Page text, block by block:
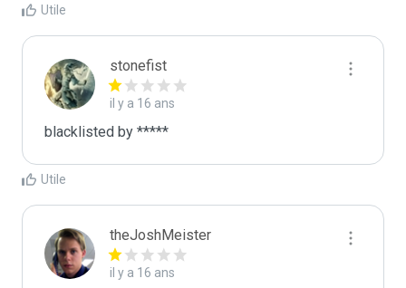
Utile
stonefist
il y a 16 ans
blacklisted by *****
Utile
theJoshMeister
il y a 16 ans